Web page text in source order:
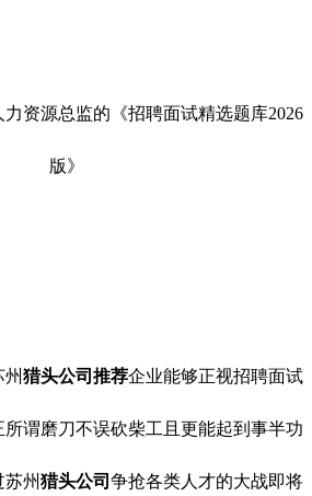
猎头公司推荐企业能够正视招聘面试
谓磨刀不误砍柴工且更能起到事半功
州猎头公司 争抢各类人才的大战即将